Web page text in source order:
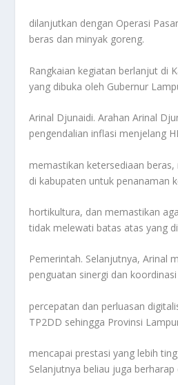
dilanjutkan dengan Operasi
beras dan minyak goreng.
Rangkaian kegiatan berlanjut di
yang dibuka oleh Gubernur
Arinal Djunaidi. Arahan Arinal
pengendalian inflasi menjelang
memastikan ketersediaan
di kabupaten untuk penanaman
hortikultura, dan memastikan
tidak melewati batas atas yang
Pemerintah. Selanjutnya, Arinal
penguatan sinergi dan
percepatan dan perluasan
TP2DD sehingga Provinsi
mencapai prestasi yang lebih
Selanjutnya beliau juga